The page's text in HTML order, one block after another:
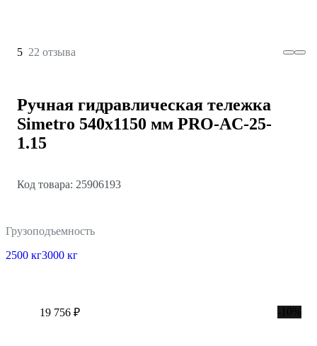
5 22 отзыва
Ручная гидравлическая тележка
Simetro 540x1150 мм PRO-AC-25-
1.15
Код товара: 25906193
Грузоподъемность
2500 кг3000 кг
19 756 ₽